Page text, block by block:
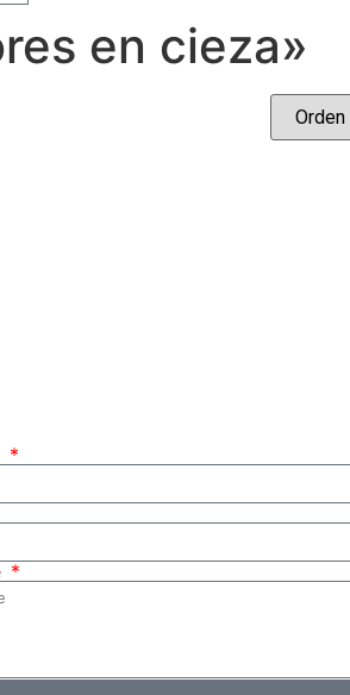
en cieza»